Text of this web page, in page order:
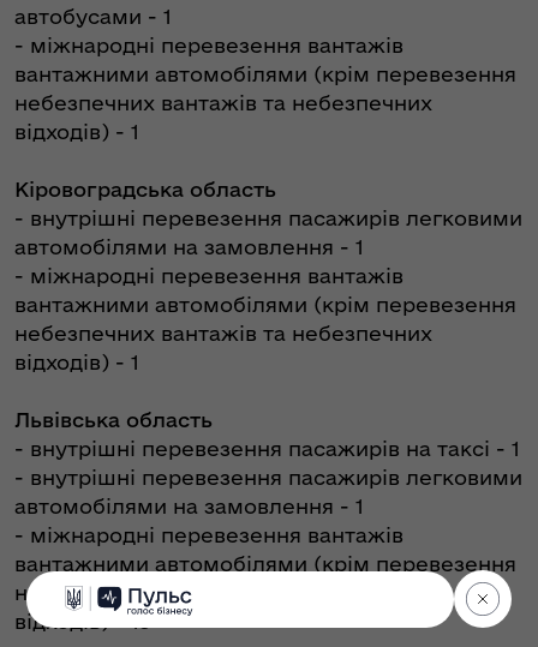
автобусами - 1
- міжнародні перевезення вантажів
вантажними автомобілями (крім перевезення
небезпечних вантажів та небезпечних
відходів) - 1
Кіровоградська область
- внутрішні перевезення пасажирів легковими
автомобілями на замовлення - 1
- міжнародні перевезення вантажів
вантажними автомобілями (крім перевезення
небезпечних вантажів та небезпечних
відходів) - 1
Львівська область
- внутрішні перевезення пасажирів на таксі - 1
- внутрішні перевезення пасажирів легковими
автомобілями на замовлення - 1
- міжнародні перевезення вантажів
вантажними автомобілями (крім перевезення
небезпечних вантажів та небезпечних
відходів) - 13